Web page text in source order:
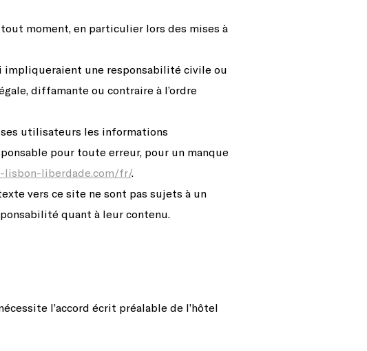
moment, en particulier lors des mises à
impliqueraient une responsabilité civile ou
diffamante ou contraire à l’ordre
utilisateurs les informations
pour toute erreur, pour un manque
lisbon-liberdade.com/fr/.
vers ce site ne sont pas sujets à un
quant à leur contenu.
l’accord écrit préalable de l’hôtel